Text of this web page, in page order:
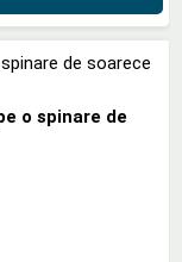
o spinare de